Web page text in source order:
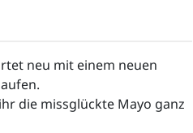
neu mit einem neuen
die missglückte Mayo ganz